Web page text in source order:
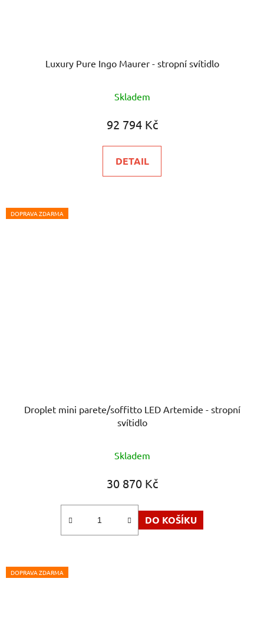
Luxury Pure Ingo Maurer - stropní svítidlo
Skladem
92 794 Kč
DETAIL
DOPRAVA ZDARMA
Droplet mini parete/soffitto LED Artemide - stropní
svítidlo
Skladem
30 870 Kč
DO KOŠÍKU
DOPRAVA ZDARMA